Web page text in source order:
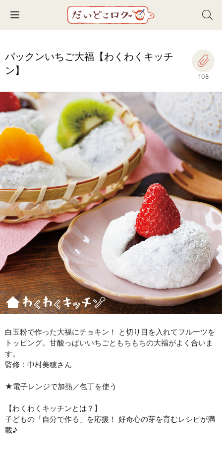
Toggle navigation
パックンいちご大福【わくわくキッチ
ン】
108
白玉粉で作った大福にチョキン！ と切り目を入れてフルーツを
トッピング。甘酸っぱいいちごともちもちの大福がよく合いま
す。
監修：中村美穂さん
★電子レンジで加熱／包丁を使う
【わくわくキッチンとは？】
子どもの「自分で作る」を応援！ 好奇心の芽を育むレシピが満
載♪